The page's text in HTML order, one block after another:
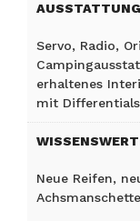
Servo, Radio,
erhaltenes
mit
Neue Reifen,